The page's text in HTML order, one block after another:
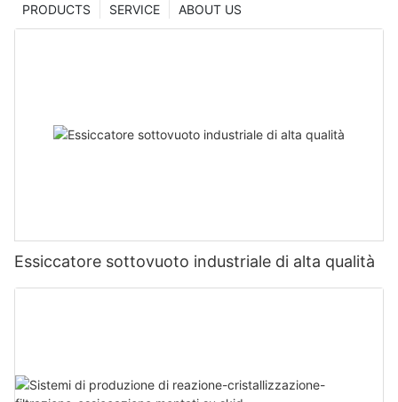
ABOUT US
SERVICE
PRODUCTS
Essiccatore sottovuoto industriale di alta qualità